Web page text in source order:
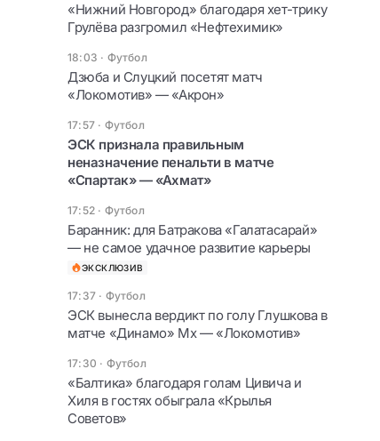
«Нижний Новгород» благодаря хет-трику
Грулёва разгромил «Нефтехимик»
18:03 · Футбол
Дзюба и Слуцкий посетят матч
«Локомотив» — «Акрон»
17:57 · Футбол
ЭСК признала правильным
неназначение пенальти в матче
«Спартак» — «Ахмат»
17:52 · Футбол
Баранник: для Батракова «Галатасарай»
— не самое удачное развитие карьеры
ЭКСКЛЮЗИВ
17:37 · Футбол
ЭСК вынесла вердикт по голу Глушкова в
матче «Динамо» Мх — «Локомотив»
17:30 · Футбол
«Балтика» благодаря голам Цивича и
Хиля в гостях обыграла «Крылья
Советов»